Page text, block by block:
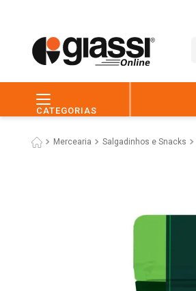
CATEGORIAS
Mercearia Salgadinhos e Snacks